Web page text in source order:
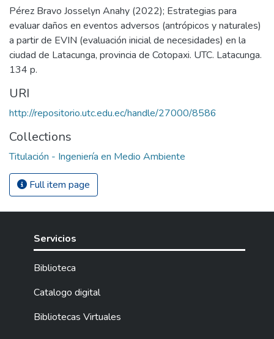
Pérez Bravo Josselyn Anahy (2022); Estrategias para
evaluar daños en eventos adversos (antrópicos y naturales)
a partir de EVIN (evaluación inicial de necesidades) en la
ciudad de Latacunga, provincia de Cotopaxi. UTC. Latacunga.
134 p.
URI
http://repositorio.utc.edu.ec/handle/27000/8586
Collections
Titulación - Ingeniería en Medio Ambiente
Full item page
Servicios
Biblioteca
Catalogo digital
Bibliotecas Virtuales